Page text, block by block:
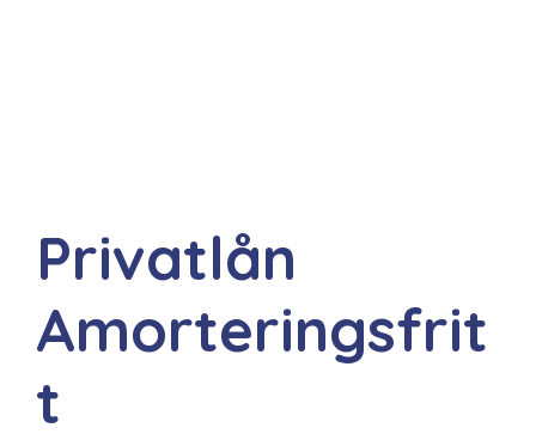
Privatlån
Amorteringsfrit
t